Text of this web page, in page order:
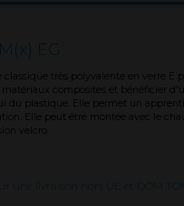
La marque
EG
très polyvalente en verre E
composites et bénéficier
du plastique. Elle permet un
Elle peut être montée avec le
velcro.
une livraison hors UE et DOM